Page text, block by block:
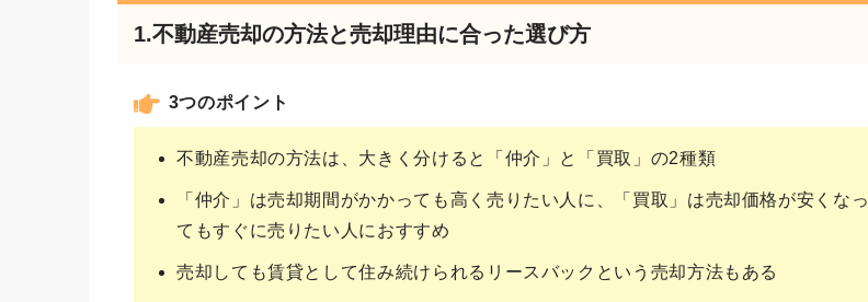
1.不動産売却の方法と売却理由に合った選び方
3つのポイント
不動産売却の方法は、大きく分けると「仲介」と「買取」の2種類
「仲介」は売却期間がかかっても高く売りたい人に、「買取」は売却価格が安くなっ
てもすぐに売りたい人におすすめ
売却しても賃貸として住み続けられるリースバックという売却方法もある